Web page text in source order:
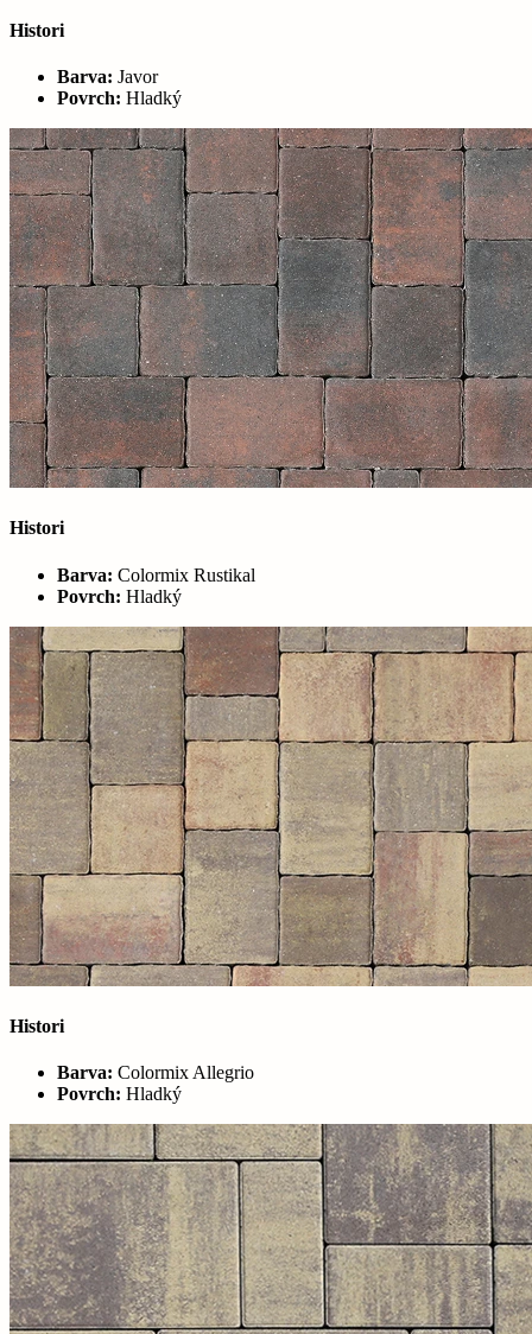
Histori
Barva: Javor
Povrch: Hladký
Histori
Barva: Colormix Rustikal
Povrch: Hladký
Histori
Barva: Colormix Allegrio
Povrch: Hladký